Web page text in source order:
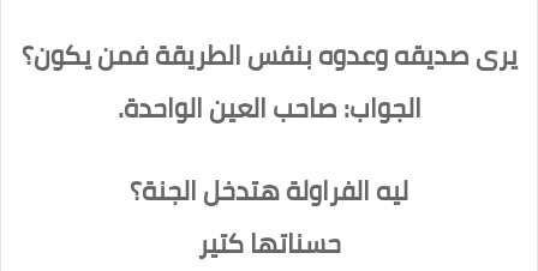
يرى صديقه وعدوه بنفس الطريقة فمن يكون؟
الجواب: صاحب العين الواحدة.
ليه الفراولة هتدخل الجنة؟
حسناتها كتير